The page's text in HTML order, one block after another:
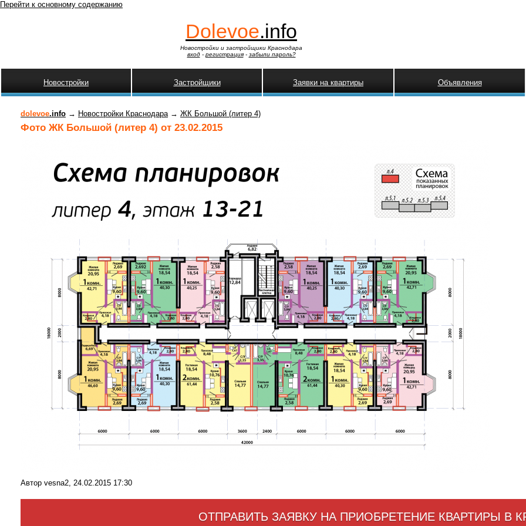
Перейти к основному содержанию
Dolevoe.info
Новостройки и застройщики Краснодара
вход- регистрация- забыли пароль?
Новостройки Застройщики Заявки на квартиры Объявления
dolevoe.info → Новостройки Краснодара→ ЖК Большой (литер 4)
Фото ЖК Большой (литер 4) от 23.02.2015
Автор vesna2, 24.02.2015 17:30
ОТПРАВИТЬ ЗАЯВКУ НА ПРИОБРЕТЕНИЕ КВАРТИРЫ В